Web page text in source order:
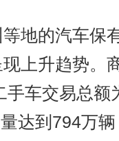
地的汽车保
上升趋势。
手车交易总额
达到794万